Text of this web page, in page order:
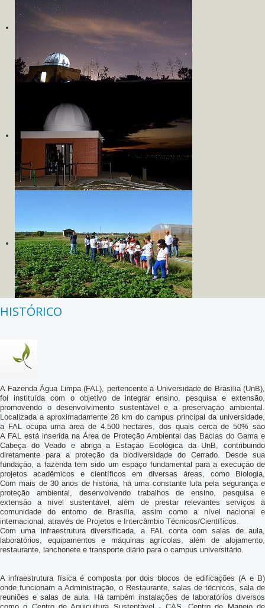
HISTÓRICO
foi instituída com o objetivo de integrar ensino, pesquisa e extensão,
promovendo o desenvolvimento sustentável e a preservação ambiental.
Localizada a aproximadamente 28 km do campus principal da universidade,
a FAL ocupa uma área de 4.500 hectares, dos quais cerca de 50% são
destinados à conservação ambiental.
A FAL está inserida na Área de Proteção Ambiental das Bacias do Gama e
Cabeça do Veado e abriga a Estação Ecológica da UnB, contribuindo
diretamente para a proteção da biodiversidade do Cerrado. Desde sua
fundação, a fazenda tem sido um espaço fundamental para a execução de
projetos acadêmicos e científicos em diversas áreas, como Biologia,
Agronomia, Medicina Veterinária, Engenharia Florestal e Geologia.
Com mais de 30 anos de história, há uma constante luta pela segurança e
proteção ambiental, desenvolvendo trabalhos de ensino, pesquisa e
extensão a nível sustentável, além de prestar relevantes serviços à
comunidade do entorno de Brasília, assim como a nível nacional e
internacional, através de Projetos e Intercâmbio Técnicos/Científicos.
Com uma infraestrutura diversificada, a FAL conta com salas de aula,
laboratórios, equipamentos e máquinas agrícolas, além de alojamento,
restaurante, lanchonete e transporte diário para o campus universitário.
onde funcionam a Administração, o Restaurante, salas de técnicos, sala de
reuniões e salas de aula. Há também instalações de laboratórios diversos
como o Centro de Aquicultura Sustentável - CAS, Centro de Manejo de
Ovinos – CMO, Centro Vocacional Tecnológico em Agroecologia e Agricultura